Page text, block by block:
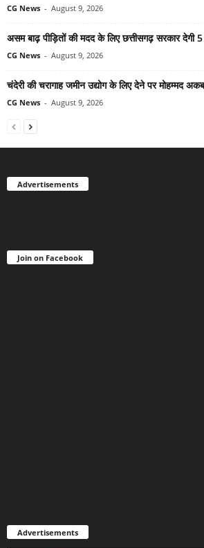
CG News - August 9, 2026
असम बाढ़ पीड़ितों की मदद के लिए छत्तीसगढ़ सरकार देगी
CG News - August 9, 2026
चंदेरी की चरागाह जमीन उद्योग के लिए देने पर मोहम्मद
CG News - August 9, 2026
Advertisements
Join on Facebook
Advertisements